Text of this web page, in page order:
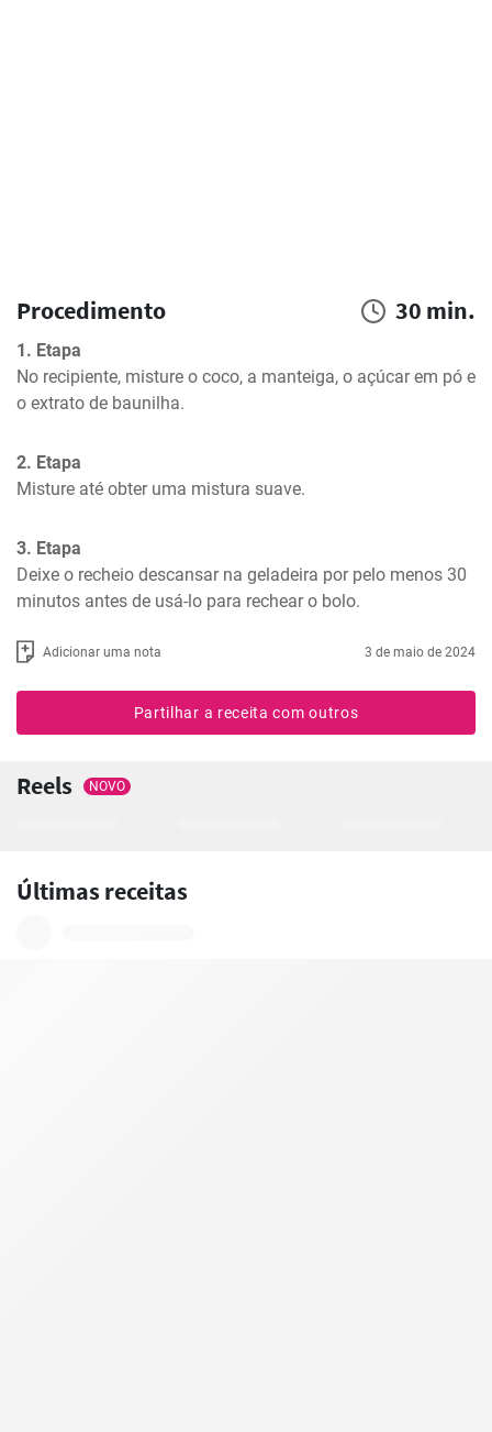
Procedimento 30 min.
1. Etapa
No recipiente, misture o coco, a manteiga, o açúcar em pó e
o extrato de baunilha.
2. Etapa
Misture até obter uma mistura suave.
3. Etapa
Deixe o recheio descansar na geladeira por pelo menos 30
minutos antes de usá-lo para rechear o bolo.
Adicionar uma nota 3 de maio de 2024
Partilhar a receita com outros
Reels NOVO
Últimas receitas